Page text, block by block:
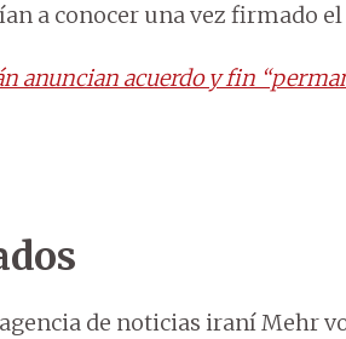
a conocer una vez firmado el
anuncian acuerdo y fin
de noticias iraní Mehr